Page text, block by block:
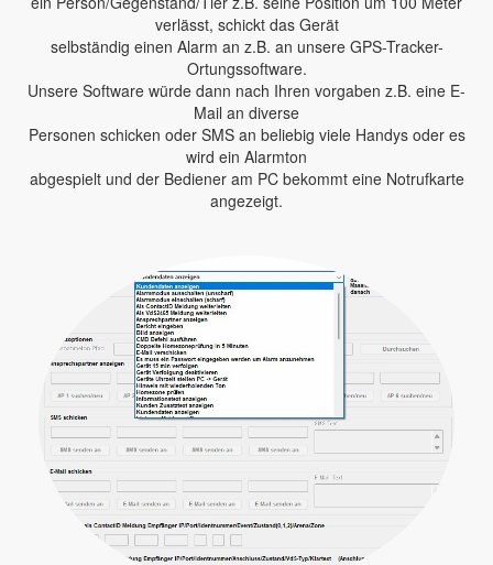
verlässt, schickt das Gerät
selbständig einen Alarm an z.B. an unsere GPS-Tracker-
Ortungssoftware.
Unsere Software würde dann nach Ihren vorgaben z.B. eine E-
Mail an diverse
Personen schicken oder SMS an beliebig viele Handys oder es
wird ein Alarmton
abgespielt und der Bediener am PC bekommt eine Notrufkarte
angezeigt.